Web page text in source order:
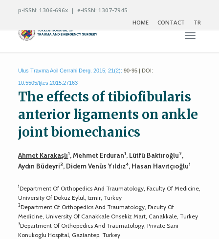
p-ISSN: 1306-696x | e-ISSN: 1307-7945
HOME
CONTACT TR
Toggle
Ulus Travma Acil Cerrahi Derg. 2015; 21(2): 90-95 | DOI:
10.5505/tjtes.2015.27163
The effects of tibiofibularis
anterior ligaments on ankle
joint biomechanics
Ahmet Karakaşlı1, Mehmet Erduran1, Lütfü Baktıroğlu2,
Aydın Büdeyri3, Didem Venüs Yıldız4, Hasan Havıtçıoğlu1
1Department Of Orthopedics And Traumatology, Faculty Of Medicine,
University Of Dokuz Eylul, Izmir, Turkey
2Department Of Orthopedics And Traumatology, Faculty Of
Medicine, University Of Canakkale Onsekiz Mart, Canakkale, Turkey
3Department Of Orthopedics And Traumatology, Private Sani
Konukoglu Hospital, Gaziantep, Turkey